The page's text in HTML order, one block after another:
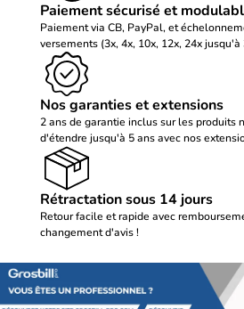
Paiement sécurisé et
Paiement via CB, PayPal, et
versements (3x, 4x, 10x, 12x, 24x jusqu'à
Nos garanties et extensions
2 ans de garantie inclus sur les produits
d'étendre jusqu'à 5 ans avec nos
Rétractation sous 14 jours
Retour facile et rapide avec
changement d'avis !